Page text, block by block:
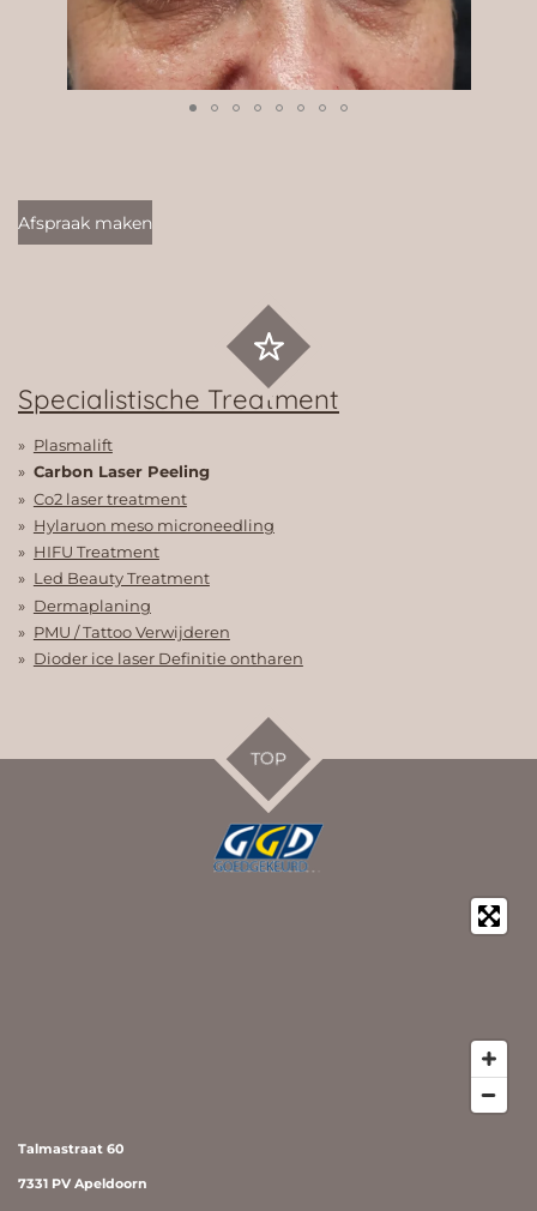
Afspraak maken
Specialistische Treatment
Plasmalift
Carbon Laser Peeling
Co2 laser treatment
Hylaruon meso microneedling
HIFU Treatment
Led Beauty Treatment
Dermaplaning
PMU / Tattoo Verwijderen
Dioder ice laser Definitie ontharen
TOP
Talmastraat 60
7331 PV Apeldoorn